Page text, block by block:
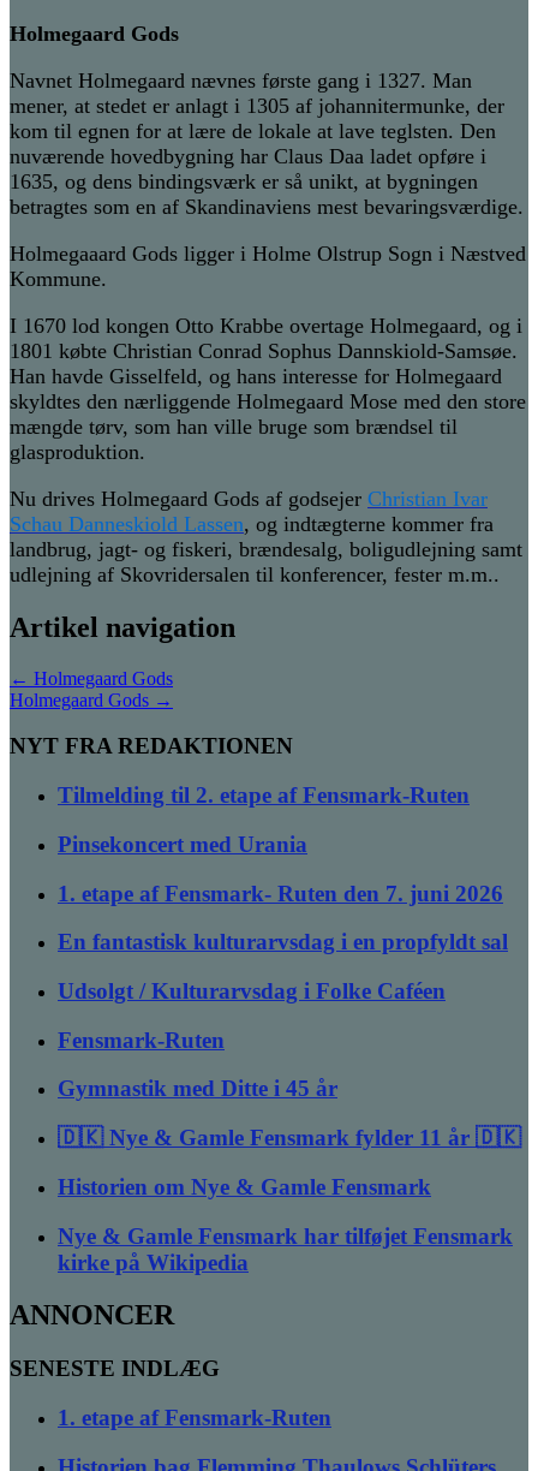
Holmegaard Gods
Navnet Holmegaard nævnes første gang i 1327. Man
mener, at stedet er anlagt i 1305 af johannitermunke, der
kom til egnen for at lære de lokale at lave teglsten. Den
nuværende hovedbygning har Claus Daa ladet opføre i
1635, og dens bindingsværk er så unikt, at bygningen
betragtes som en af Skandinaviens mest bevaringsværdige.
Holmegaaard Gods ligger i Holme Olstrup Sogn i Næstved
Kommune.
I 1670 lod kongen Otto Krabbe overtage Holmegaard, og i
1801 købte Christian Conrad Sophus Dannskiold-Samsøe.
Han havde Gisselfeld, og hans interesse for Holmegaard
skyldtes den nærliggende Holmegaard Mose med den store
mængde tørv, som han ville bruge som brændsel til
glasproduktion.
Nu drives Holmegaard Gods af godsejer Christian Ivar
Schau Danneskiold Lassen, og indtægterne kommer fra
landbrug, jagt- og fiskeri, brændesalg, boligudlejning samt
udlejning af Skovridersalen til konferencer, fester m.m..
Artikel navigation
← Holmegaard Gods
Holmegaard Gods →
NYT FRA REDAKTIONEN
Tilmelding til 2. etape af Fensmark-Ruten
Pinsekoncert med Urania
1. etape af Fensmark- Ruten den 7. juni 2026
En fantastisk kulturarvsdag i en propfyldt sal
Udsolgt / Kulturarvsdag i Folke Caféen
Fensmark-Ruten
Gymnastik med Ditte i 45 år
🇩🇰 Nye & Gamle Fensmark fylder 11 år 🇩🇰
Historien om Nye & Gamle Fensmark
Nye & Gamle Fensmark har tilføjet Fensmark
kirke på Wikipedia
ANNONCER
SENESTE INDLÆG
1. etape af Fensmark-Ruten